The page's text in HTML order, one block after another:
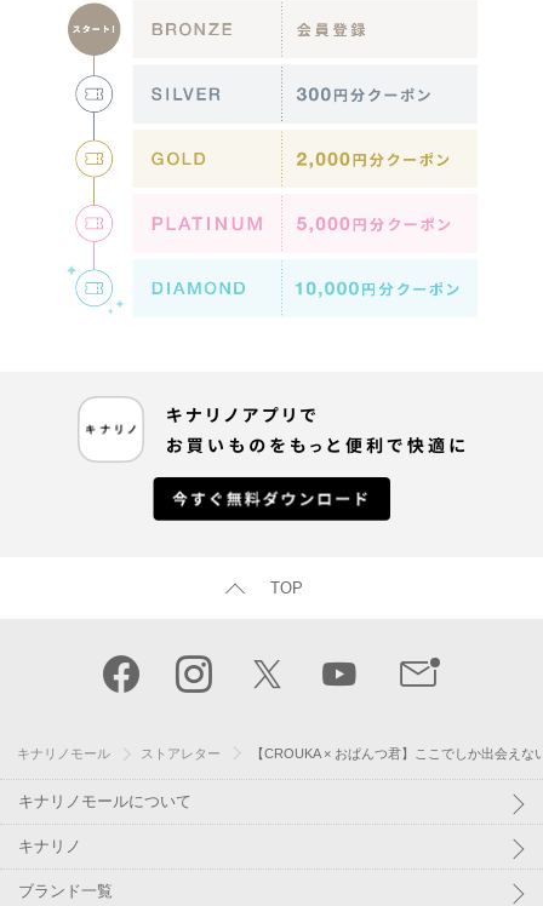
TOP
キナリノモール ストアレター 【CROUKA × おぱんつ君】ここでしか出会え
キナリノモールについて
キナリノ
ブランド一覧